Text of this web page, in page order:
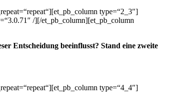
type=“2_3″]
/][/et_pb_column][et_pb_column
Entscheidung beeinflusst? Stand eine zweite
type=“4_4″]